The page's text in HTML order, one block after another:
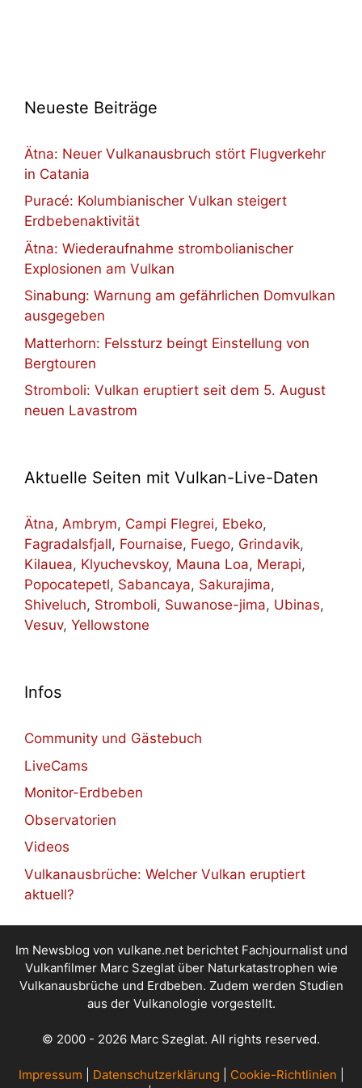
Neueste Beiträge
Ätna: Neuer Vulkanausbruch stört Flugverkehr
in Catania
Puracé: Kolumbianischer Vulkan steigert
Erdbebenaktivität
Ätna: Wiederaufnahme strombolianischer
Explosionen am Vulkan
Sinabung: Warnung am gefährlichen Domvulkan
ausgegeben
Matterhorn: Felssturz beingt Einstellung von
Bergtouren
Stromboli: Vulkan eruptiert seit dem 5. August
neuen Lavastrom
Aktuelle Seiten mit Vulkan-Live-Daten
Ätna, Ambrym, Campi Flegrei, Ebeko,
Fagradalsfjall, Fournaise, Fuego, Grindavik,
Kilauea, Klyuchevskoy, Mauna Loa, Merapi,
Popocatepetl, Sabancaya, Sakurajima,
Shiveluch, Stromboli, Suwanose-jima, Ubinas,
Vesuv, Yellowstone
Infos
Community und Gästebuch
LiveCams
Monitor-Erdbeben
Observatorien
Videos
Vulkanausbrüche: Welcher Vulkan eruptiert
aktuell?
Im Newsblog von vulkane.net berichtet Fachjournalist und
Vulkanfilmer Marc Szeglat über Naturkatastrophen wie
Vulkanausbrüche und Erdbeben. Zudem werden Studien
aus der Vulkanologie vorgestellt.
© 2000 - 2026 Marc Szeglat. All rights reserved.
Impressum Datenschutzerklärung Cookie-Richtlinien